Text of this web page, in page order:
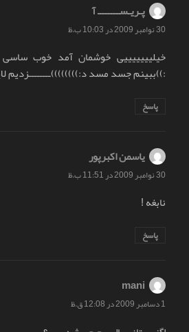
پـریـســــــــ آگفت:
30 نوامبر 2009 در 10:03 ب.ظ
خیلیییییییی خوشمان آمد خوب
:))ببینم جسد مسد د:))))))))ــــــــزدیم
پاسخ
یاسمن اکبرپور
30 نوامبر 2009 در 11:51 ب.ظ
نابغه !
پاسخ
mani
1 دسامبر 2009 در 12:08 ق.ظ